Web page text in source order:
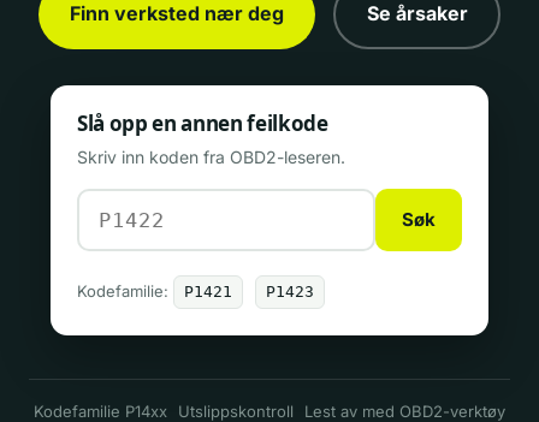
Finn verksted nær deg Se årsaker
Slå opp en annen feilkode
Skriv inn koden fra OBD2-leseren.
Søk
Kodefamilie: P1421 P1423
Kodefamilie P14xx Utslippskontroll Lest av med OBD2-verktøy